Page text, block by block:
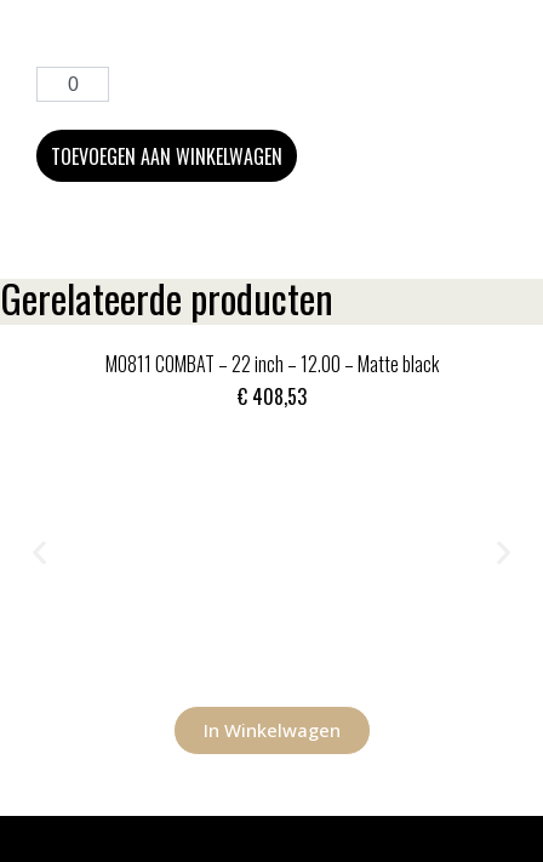
TOEVOEGEN AAN WINKELWAGEN
Gerelateerde producten
MO811 COMBAT – 22 inch – 12.00 – Matte black
€408,53
In Winkelwagen